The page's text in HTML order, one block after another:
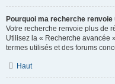
Pourquoi ma recherche renvoie
Votre recherche renvoie plus de
Utilisez la « Recherche avancée
termes utilisés et des forums
Haut